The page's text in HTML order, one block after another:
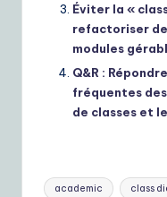
Éviter la «
refactoriser de
modules
Q&R :
fréquentes
de classes et
Tags:
academic class